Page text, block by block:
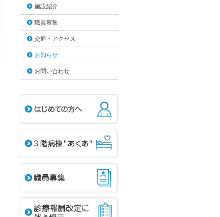
施設紹介
職員募集
交通・アクセス
お知らせ
お問い合わせ